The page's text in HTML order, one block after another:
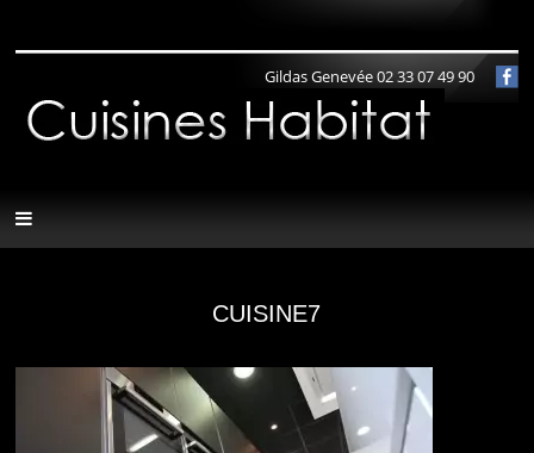
Gildas Genevée 02 33 07 49 90
CUISINE7